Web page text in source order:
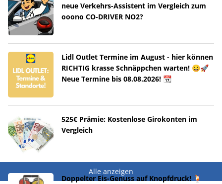
neue Verkehrs-Assistent im Vergleich zum
ooono CO-DRIVER NO2?
Lidl Outlet Termine im August - hier können
RICHTIG krasse Schnäppchen warten! 😀🚀
Neue Termine bis 08.08.2026! 📆
525€ Prämie: Kostenlose Girokonten im
Vergleich
Alle anzeigen
Doppelter Eis-Genuss auf Knopfdruck! 🍹